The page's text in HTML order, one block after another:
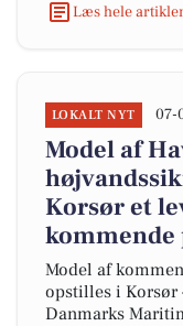
Læs hele
LOKALT NYT 07-
Model af
Korsør et
Model af
opstilles i Korsør
Danmarks